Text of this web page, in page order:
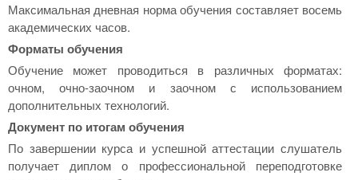
Максимальная дневная норма обучения составляет восемь
академических часов.
Форматы обучения
Обучение может проводиться в различных форматах:
очном, очно-заочном и заочном с использованием
дополнительных технологий.
Документ по итогам обучения
По завершении курса и успешной аттестации слушатель
получает диплом о профессиональной переподготовке